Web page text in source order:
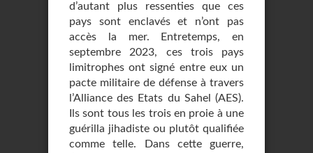
d’autant plus ressenties que ces
pays sont enclavés et n’ont pas
accès la mer. Entretemps, en
septembre 2023, ces trois pays
limitrophes ont signé entre eux un
pacte militaire de défense à travers
l’Alliance des Etats du Sahel (AES).
Ils sont tous les trois en proie à une
guérilla jihadiste ou plutôt qualifiée
comme telle. Dans cette guerre,